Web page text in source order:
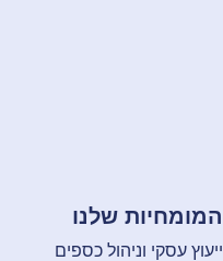
המומחיות שלנו
ייעוץ עסקי וניהול כספים